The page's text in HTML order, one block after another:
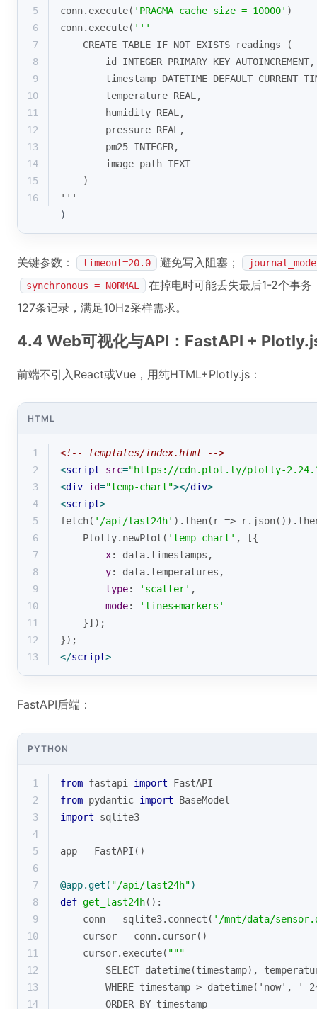
5
conn.execute( 'PRAGMA cache_size = 10000'
6
conn.execute( '''
7
    CREATE TABLE IF NOT EXISTS readings (
8
        id INTEGER PRIMARY KEY AUTOINCREMENT,
9
timestamp DATETIME DEFAULT
10
        temperature REAL,
11
        humidity REAL,
12
        pressure REAL,
13
        pm25 INTEGER,
14
        image_path TEXT
15
    )
16
'''
)
关键参数： timeout=20.0 避免写入阻塞；
synchronous = NORMAL
在掉电时可能丢失最后1-2个事
127条记录，满足10Hz采样需求。
4.4 Web可视化与API：FastAPI +
前端不引入React或Vue，用纯HTML+Plotly.js：
HTML
1
<!-- templates/index.html -->
2
<script src="https://cdn.plot.ly/plotly-
3
<div id="temp-chart"></div>
4
<script>
5
fetch( '/api/last24h' ).then( r =>
6
    Plotly.newPlot(
'temp-chart' , [{
7
x: data.timestamps,
8
y: data.temperatures,
9
type: 'scatter' ,
10
mode:
'lines+markers'
11
    }]);
12
});
13
</script>
FastAPI后端：
PYTHON
1 from fastapi import FastAPI
2
from pydantic import BaseModel
3
import sqlite3
4
5
app = FastAPI()
6
7
@app.get( "/api/last24h")
8
def get_last24h():
9
    conn = sqlite3.connect(
'/mnt/data/
10
    cursor = conn.cursor()
11
    cursor.execute(
"""
12
SELECT datetime(timestamp),
13
WHERE timestamp > datetime('now', '-
14
        ORDER BY timestamp